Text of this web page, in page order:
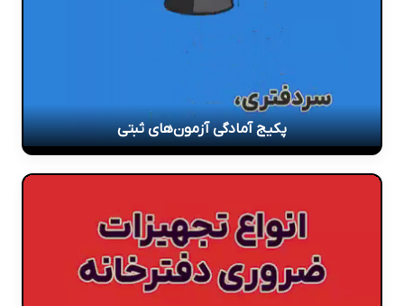
پکیج آمادگی آزمون‌های ثبتی